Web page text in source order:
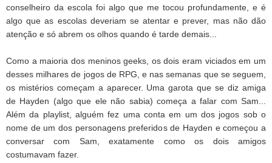
conselheiro da escola foi algo que me tocou profundamente, e é
algo que as escolas deveriam se atentar e prever, mas não dão
atenção e só abrem os olhos quando é tarde demais...
Como a maioria dos meninos geeks, os dois eram viciados em um
desses milhares de jogos de RPG, e nas semanas que se seguem,
os mistérios começam a aparecer. Uma garota que se diz amiga
de Hayden (algo que ele não sabia) começa a falar com Sam...
Além da playlist, alguém fez uma conta em um dos jogos sob o
nome de um dos personagens preferidos de Hayden e começou a
conversar com Sam, exatamente como os dois amigos
costumavam fazer.